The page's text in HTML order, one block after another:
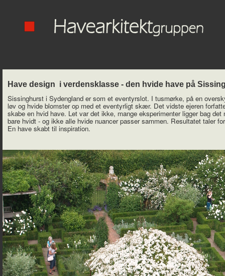
Have design i verdensklasse - den hvide have på
Sissinghurst i Sydengland er som et eventyrslot. I tusmørke, på en
løv og hvide blomster op med et eventyrligt skær. Det vidste ejeren
skabe en hvid have. Let var det ikke, mange eksperimenter ligger bag
bare hvidt - og ikke alle hvide nuancer passer sammen. Resultatet taler
En have skabt til inspiration.